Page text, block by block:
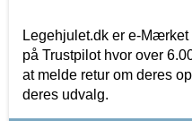
Legehjulet.dk er e-
på Trustpilot hvor over
at melde retur om deres
deres udvalg.